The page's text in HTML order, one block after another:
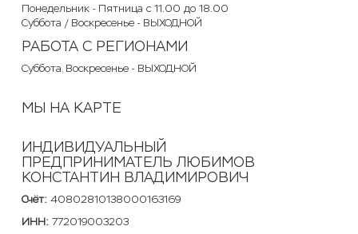
Понедельник - Пятница с 11.00 до 18.00
Суббота / Воскресенье - ВЫХОДНОЙ
РАБОТА С РЕГИОНАМИ
Суббота, Воскресенье - ВЫХОДНОЙ
МЫ НА КАРТЕ
ИНДИВИДУАЛЬНЫЙ
ПРЕДПРИНИМАТЕЛЬ ЛЮБИМОВ
КОНСТАНТИН ВЛАДИМИРОВИЧ
Счёт: 40802810138000163169
ИНН: 772019003203